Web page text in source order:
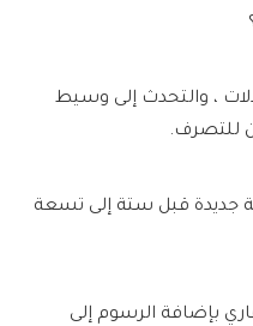
، والتحدث إلى وسيط
للتصرف.
جديدة قبل ستة إلى تسعة
بإضافة الرسوم إلى